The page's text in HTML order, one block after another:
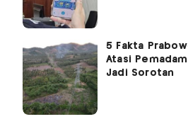
5 Fakta
Atasi
Jadi Sorotan